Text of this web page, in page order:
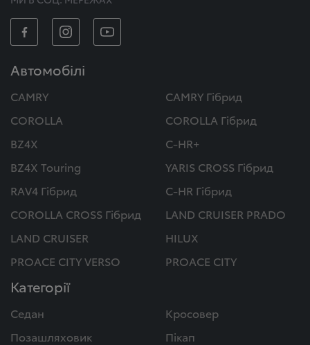
Автомобілі
CAMRY
CAMRY Гібрид
COROLLA
COROLLA Гібрид
BZ4X
C-HR+
BZ4X Touring
YARIS CROSS Гібрид
RAV4 Гібрид
C-HR Гібрид
COROLLA CROSS Гібрид
LAND CRUISER PRADO
LAND CRUISER
HILUX
PROACE CITY VERSO
PROACE CITY
Категорії
Седан
Кросовер
Позашляховик
Пікап